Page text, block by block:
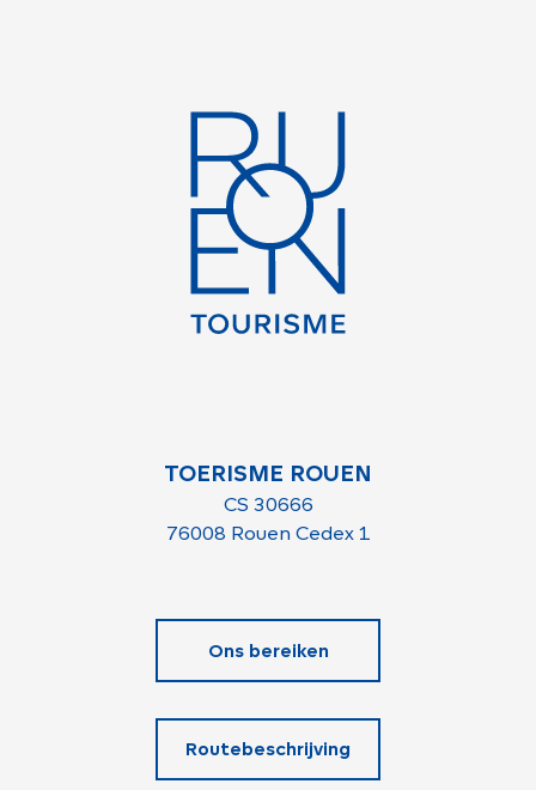
TOERISME ROUEN
CS 30666
76008 Rouen Cedex 1
Ons bereiken
Routebeschrijving